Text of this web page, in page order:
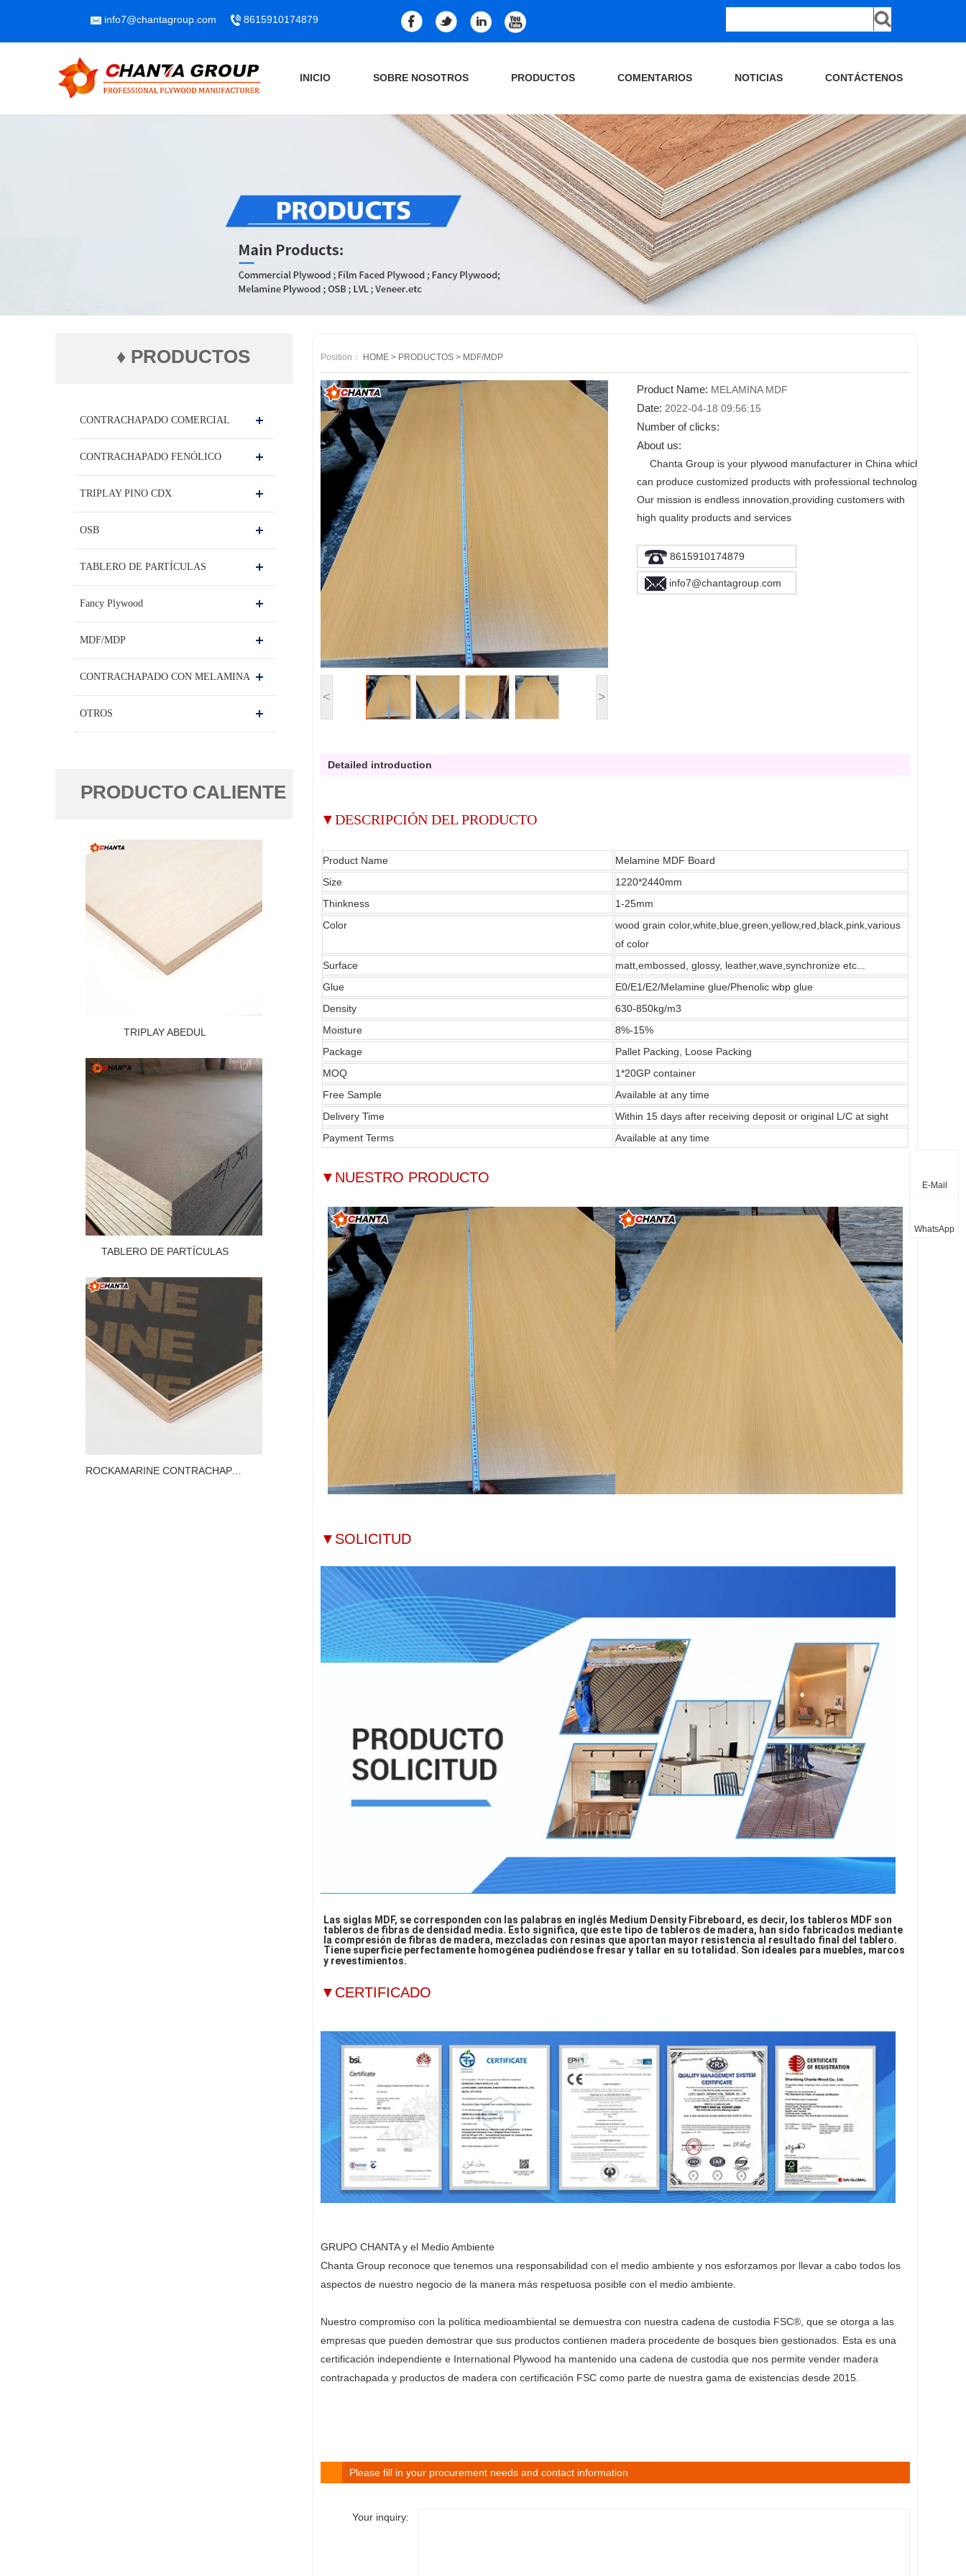
E-Mail
WhatsApp
info7@chantagroup.com 8615910174879
INICIO SOBRE NOSOTROS PRODUCTOS COMENTARIOS NOTICIAS CONTÁCTENOS
♦ PRODUCTOS
CONTRACHAPADO COMERCIAL
CONTRACHAPADO FENÓLICO
TRIPLAY PINO CDX
OSB
TABLERO DE PARTÍCULAS
Fancy Plywood
MDF/MDP
CONTRACHAPADO CON MELAMINA
OTROS
PRODUCTO CALIENTE
TRIPLAY ABEDUL
TABLERO DE PARTÍCULAS
ROCKAMARINE CONTRACHAPADO FENÓLICO
Position： HOME > PRODUCTOS > MDF/MDP
< >
Product Name: MELAMINA MDF
Date: 2022-04-18 09:56:15
Number of clicks:
About us:
Chanta Group is your plywood manufacturer in China which
can produce customized products with professional technology.
Our mission is endless innovation,providing customers with
high quality products and services
8615910174879
info7@chantagroup.com
Detailed introduction
▼DESCRIPCIÓN DEL PRODUCTO
Product Name
Melamine MDF Board
Size
1220*2440mm
Thinkness
1-25mm
Color
wood grain color,white,blue,green,yellow,red,black,pink,various
of color
Surface
matt,embossed, glossy, leather,wave,synchronize etc...
Glue
E0/E1/E2/Melamine glue/Phenolic wbp glue
Density
630-850kg/m3
Moisture
8%-15%
Package
Pallet Packing, Loose Packing
MOQ
1*20GP container
Free Sample
Available at any time
Delivery Time
Within 15 days after receiving deposit or original L/C at sight
Payment Terms
Available at any time
▼ NUESTRO PRODUCTO
▼ SOLICITUD
Las siglas MDF, se corresponden con las palabras en inglés Medium Density Fibreboard, es decir, los tableros MDF son
tableros de fibras de densidad media. Esto significa, que este tipo de tableros de madera, han sido fabricados mediante
la compresión de fibras de madera, mezcladas con resinas que aportan mayor resistencia al resultado final del tablero.
Tiene superficie perfectamente homogénea pudiéndose fresar y tallar en su totalidad. Son ideales para muebles, marcos
y revestimientos.
▼ CERTIFICADO
GRUPO CHANTA y el Medio Ambiente
Chanta Group reconoce que tenemos una responsabilidad con el medio ambiente y nos esforzamos por llevar a cabo todos los
aspectos de nuestro negocio de la manera más respetuosa posible con el medio ambiente.
Nuestro compromiso con la política medioambiental se demuestra con nuestra cadena de custodia FSC®, que se otorga a las
empresas que pueden demostrar que sus productos contienen madera procedente de bosques bien gestionados. Esta es una
certificación independiente e International Plywood ha mantenido una cadena de custodia que nos permite vender madera
contrachapada y productos de madera con certificación FSC como parte de nuestra gama de existencias desde 2015.
Please fill in your procurement needs and contact information
Your inquiry: